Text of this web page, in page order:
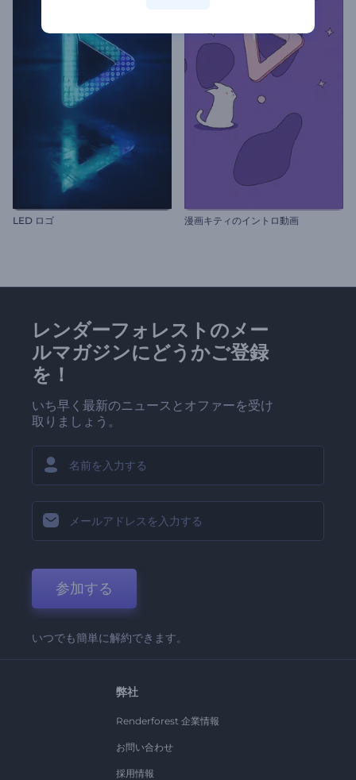
LED ロゴ 漫画キティのイントロ動画
レンダーフォレストのメー
ルマガジンにどうかご登録
を！
いち早く最新のニュースとオファーを受け
取りましょう。
参加する
いつでも簡単に解約できます。
弊社
Renderforest 企業情報
お問い合わせ
採用情報